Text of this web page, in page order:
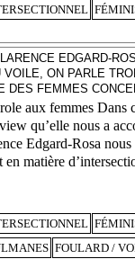
EDGARD-
VOILE, ON PARLE
DES FEMMES
aux femmes Dans
qu’elle nous a
Edgard-Rosa
en matière
FOULARD /